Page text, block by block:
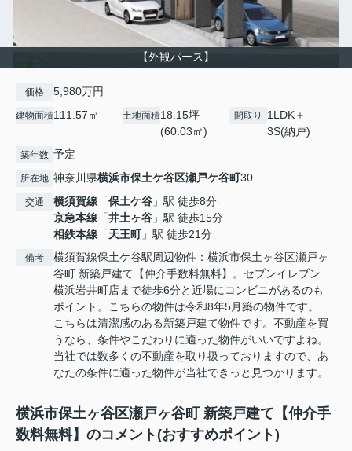
【外観パース】
価格 5,980万円
建物面積111.57㎡ 土地面積18.15坪
(60.03㎡)
間取り
1LDK＋
3S(納戸)
築年数 予定
所在地 神奈川県横浜市保土ケ谷区瀬戸ケ谷町30
交通 横須賀線 「保土ケ谷 」駅 徒歩8分
京急本線 「井土ヶ谷 」駅 徒歩15分
相鉄本線 「天王町」駅 徒歩21分
備考
横須賀線保土ケ谷駅周辺物件：横浜市保土ヶ谷区瀬戸ヶ
谷町 新築戸建て【仲介手数料無料】。セブンイレブン
横浜岩井町店まで徒歩6分と近場にコンビニがあるのも
ポイント。こちらの物件は令和8年5月築の物件です。
こちらは清潔感のある新築戸建て物件です。不動産を買
うなら、条件やこだわりに適った物件がいいですよね。
当社では数多くの不動産を取り扱っておりますので、あ
なたの条件に適った物件が当社できっと見つかります。
横浜市保土ヶ谷区瀬戸ヶ谷町 新築戸建て【仲介手
数料無料】のコメント(おすすめポイント)